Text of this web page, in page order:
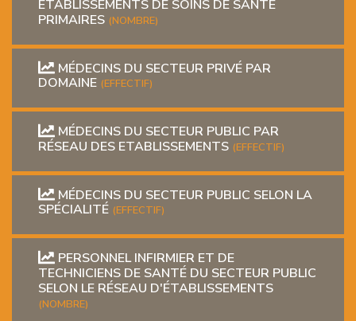
ÉTABLISSEMENTS DE SOINS DE SANTÉ
PRIMAIRES (NOMBRE)
MÉDECINS DU SECTEUR PRIVÉ PAR
DOMAINE (EFFECTIF)
MÉDECINS DU SECTEUR PUBLIC PAR
RÉSEAU DES ETABLISSEMENTS (EFFECTIF)
MÉDECINS DU SECTEUR PUBLIC SELON LA
SPÉCIALITÉ (EFFECTIF)
PERSONNEL INFIRMIER ET DE
TECHNICIENS DE SANTÉ DU SECTEUR PUBLIC
SELON LE RÉSEAU D'ÉTABLISSEMENTS
(NOMBRE)